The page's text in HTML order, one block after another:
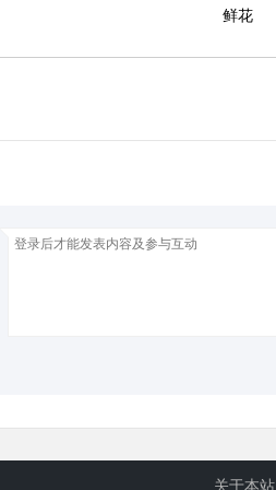
鲜花
关于本站